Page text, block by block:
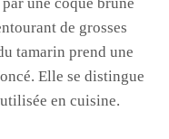
une coque brune
de grosses
tamarin prend une
Elle se distingue
en cuisine.